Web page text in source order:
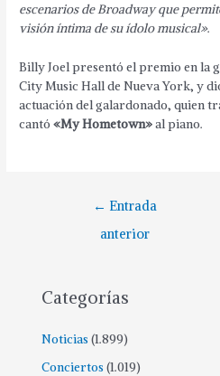
escenarios de Broadway que
visión íntima de su ídolo musical».
Billy Joel presentó el premio en la
City Music Hall de Nueva York, y
actuación del galardonado, quien
cantó«My Hometown»al piano.
Navegación
← Entrada
anterior
Categorías
Noticias (1.899)
Conciertos (1.019)